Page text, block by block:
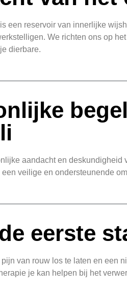
een reservoir van innerlijke
We richten ons op
dierbare.
aandacht en
veilige en ondersteunende
eerste
van rouw los te laten en een
je kan helpen bij het